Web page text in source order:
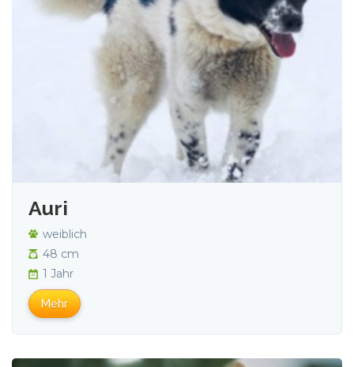
Auri
weiblich
48 cm
1 Jahr
Mehr